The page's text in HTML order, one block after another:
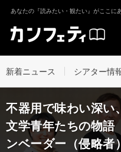
あなたの『読みたい・観たい』がここに
新着ニュース シアター情
不器用で味わい深い
文学青年たちの物
ンベーダー（侵略者